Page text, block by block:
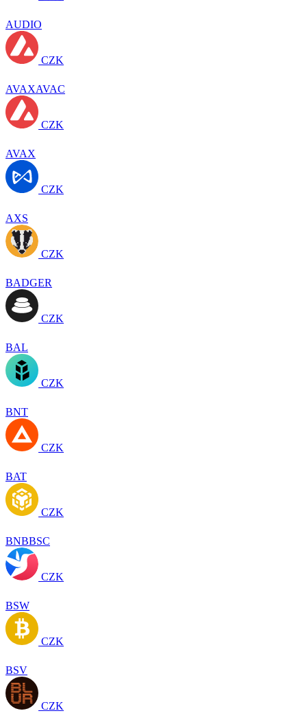
AUDIO
CZK
AVAXAVAC
CZK
AVAX
CZK
AXS
CZK
BADGER
CZK
BAL
CZK
BNT
CZK
BAT
CZK
BNBBSC
CZK
BSW
CZK
BSV
CZK